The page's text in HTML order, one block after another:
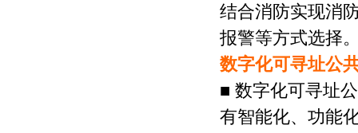
结合消防实现消
报警等方式选择
数字化可寻址公
■ 数字化可寻址
有智能化、功能